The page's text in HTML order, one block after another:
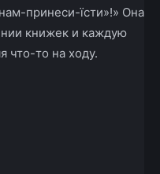
принеси-їсти»!» Она
книжек и каждую
что-то на ходу.